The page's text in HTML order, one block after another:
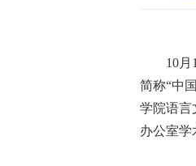
10
简称“中
学院语言
办公室学